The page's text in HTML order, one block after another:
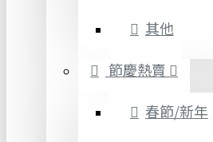
其他
節慶熱賣
春節/新年